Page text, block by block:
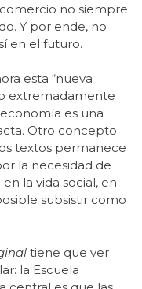
no siempre
Y por ende, no
en el futuro.
esta “nueva
extremadamente
es una
Otro concepto
textos permanece
la necesidad de
la vida social, en
subsistir como
tiene que ver
la Escuela